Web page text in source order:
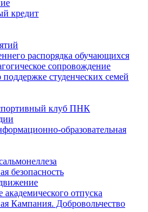
кредит
распорядка обучающихся
сопровождение
студенческих семей
клуб ПНК
образовательная
безопасность
академического отпуска
Кампания. Добровольчество